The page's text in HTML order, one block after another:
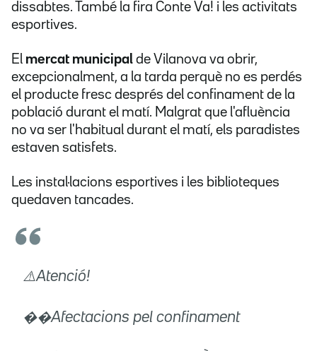
dissabtes. També la fira Conte Va! i les activitats
esportives.
El mercat municipal de Vilanova va obrir,
excepcionalment, a la tarda perquè no es perdés
el producte fresc després del confinament de la
població durant el matí. Malgrat que l'afluència
no va ser l'habitual durant el matí, els paradistes
estaven satisfets.
Les instal·lacions esportives i les biblioteques
quedaven tancades.
⚠️Atenció!
��Afectacions pel confinament